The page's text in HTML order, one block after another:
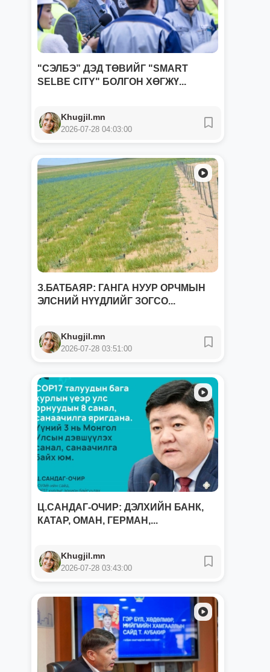
"СЭЛБЭ” ДЭД ТӨВИЙГ "SMART
SELBE CITY" БОЛГОН ХӨГЖҮ...
Khugjil.mn
2026-07-28 04:03:00
З.БАТБАЯР: ГАНГА НУУР ОРЧМЫН
ЭЛСНИЙ НҮҮДЛИЙГ ЗОГСО...
Khugjil.mn
2026-07-28 03:51:00
Ц.САНДАГ-ОЧИР: ДЭЛХИЙН БАНК,
КАТАР, ОМАН, ГЕРМАН,...
Khugjil.mn
2026-07-28 03:43:00